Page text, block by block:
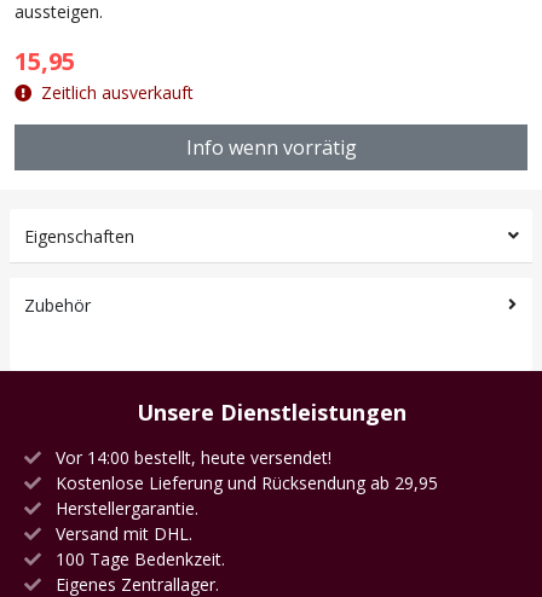
aussteigen.
15,95
Zeitlich ausverkauft
Info wenn vorrätig
Eigenschaften
Zubehör
Unsere Dienstleistungen
Vor 14:00 bestellt, heute versendet!
Kostenlose Lieferung und Rücksendung ab 29,95
Herstellergarantie.
Versand mit DHL.
100 Tage Bedenkzeit.
Eigenes Zentrallager.